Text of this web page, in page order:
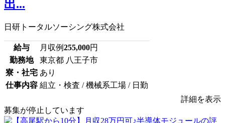
出...
日研トータルソーシング株式会社
給与 月収例255,000円
勤務地
東京都 八王子市
寮・社宅 あり
仕事内容 組立・検査 / 機械系工場 / 日勤
詳細を表示
募集が停止しています